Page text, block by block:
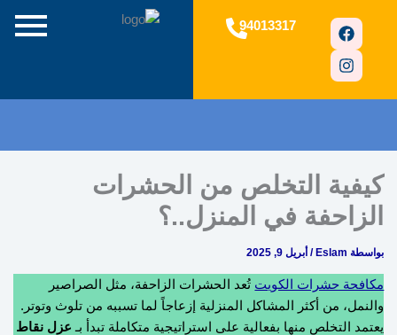
F
a
c
e
o
I
n
s
t
g
m
94013317
كيفية التخلص من الحشرات
الزاحفة في المنزل..؟
بواسطة Eslam
/ أبريل 9, 2025
مكافحة حشرات الكويت تُعد الحشرات الزاحفة، مثل الصراصير
والنمل، من أكثر المشاكل المنزلية إزعاجاً لما تسببه من تلوث وتوتر.
يعتمد التخلص منها بفعالية على استراتيجية متكاملة تبدأ بـ عزل نقاط